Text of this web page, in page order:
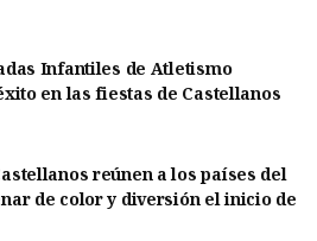
Infantiles de Atletismo
en las fiestas de Castellanos
reúnen a los países del
de color y diversión el inicio de